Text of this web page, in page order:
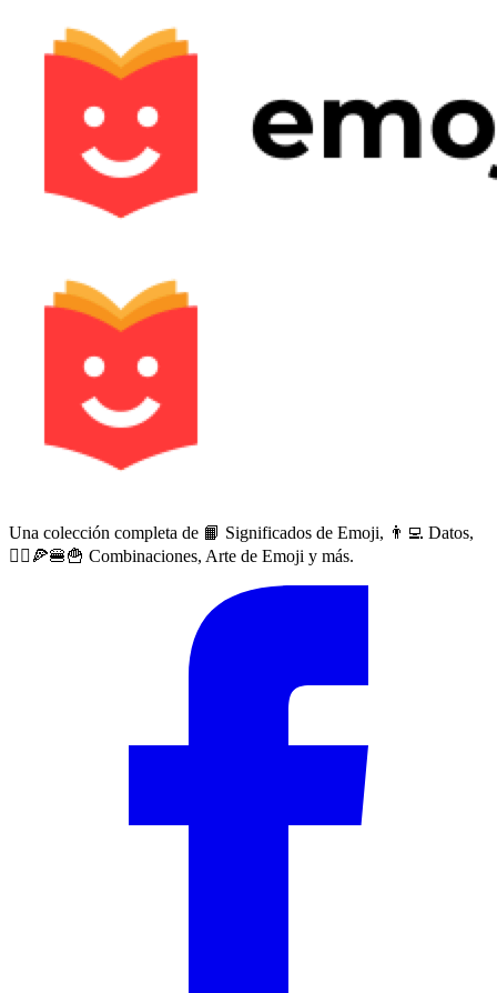
Una colección completa de 📙 Significados de Emoji, 👨‍💻 Datos,
🙅‍♀️🍕🍔🍟 Combinaciones, Arte de Emoji y más.